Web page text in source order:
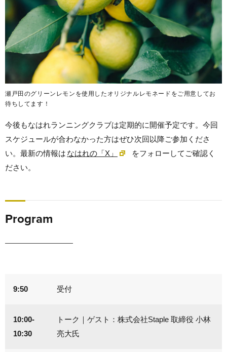
瀬戸田のグリーンレモンを使用したオリジナルレモネードをご用意してお
待ちしてます！
今後もなはれランニングクラブは定期的に開催予定です。今回
スケジュールが合わなかった方はぜひ次回以降ご参加くださ
い。最新の情報は なはれの「X」
をフォローしてご確認く
ださい。
Program
9:50 受付
10:00-
10:30
トーク｜ゲスト：株式会社Staple 取締役 小林
亮大氏